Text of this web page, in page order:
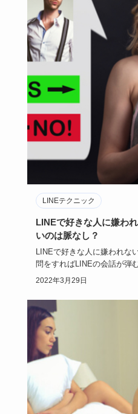
LINEテクニック
LINEで好きな人に嫌わ
いのは脈なし？
LINEで好きな人に嫌われな
問をすればLINEの会話が弾
やすい…
2022年3月29日